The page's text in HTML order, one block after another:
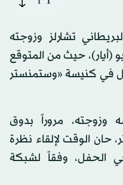
تشارلز وزوجته
المقرر يوم السبت 6 مايو (أيار)، حيث من المتوقع
في كنيسة «وستمنستر
وزوجته، مروراً بدوق
الوقت لإلقاء نظرة
الحفل، وفقاً لشبكة